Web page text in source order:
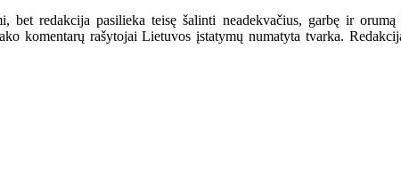
bet redakcija pasilieka teisę šalinti neadekvačius, garbę ir
komentarų rašytojai Lietuvos įstatymų numatyta tvarka.